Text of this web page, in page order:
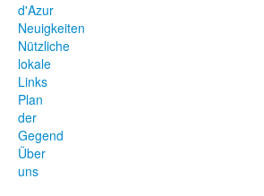
d'Azur
Neuigkeiten
Nützliche
lokale
Links
Plan
der
Gegend
Über
uns